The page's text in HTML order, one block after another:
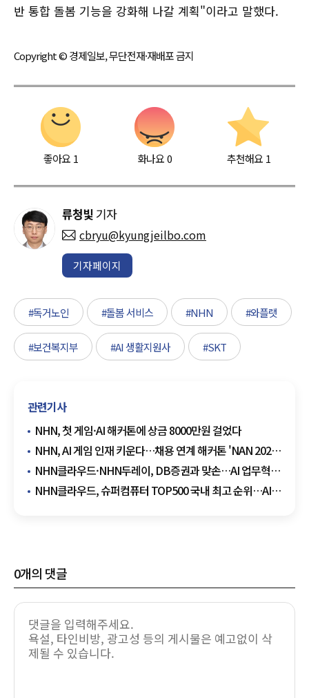
반 통합 돌봄 기능을 강화해 나갈 계획"이라고 말했다.
Copyright © 경제일보, 무단전재·재배포 금지
좋아요 1 화나요0 추천해요 1
류청빛 기자
cbryu@kyungjeilbo.com
기자페이지
#독거노인 #돌봄 서비스 #NHN #와플랫
#보건복지부 #AI 생활지원사 #SKT
관련기사
NHN, 첫 게임·AI 해커톤에 상금 8000만원 걸었다
NHN, AI 게임 인재 키운다…채용 연계 해커톤 'NAN 2026'
개최
NHN클라우드·NHN두레이, DB증권과 맞손…AI 업무혁신
나선다
NHN클라우드, 슈퍼컴퓨터 TOP500 국내 최고 순위…AI
0개의 댓글